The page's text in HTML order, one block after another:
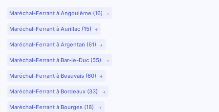
Maréchal-Ferrant à Angoulême (16)
Maréchal-Ferrant à Aurillac (15)
Maréchal-Ferrant à Argentan (61)
Maréchal-Ferrant à Bar-le-Duc (55)
Maréchal-Ferrant à Beauvais (60)
Maréchal-Ferrant à Bordeaux (33)
Maréchal-Ferrant à Bourges (18)